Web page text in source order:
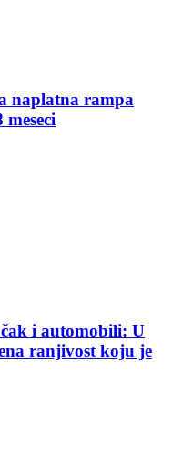
naplatna rampa
i automobili: U
ranjivost koju je